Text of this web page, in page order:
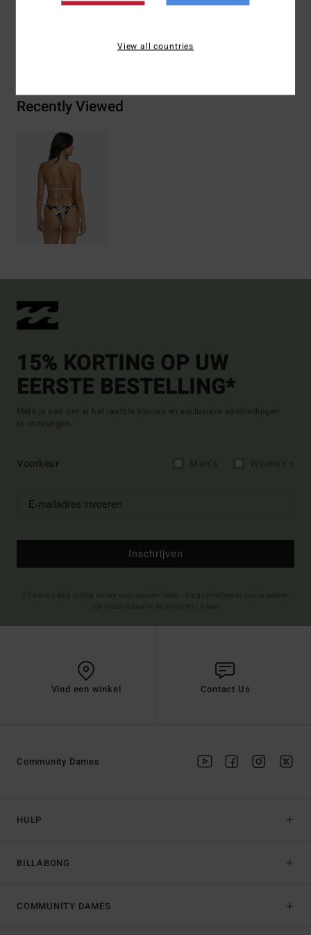
Bezorging & Retour
Recently Viewed
15% KORTING OP UW
EERSTE BESTELLING*
Meld je aan om al het laatste nieuws en exclusieve aanbiedingen
te ontvangen.
Voorkeur
Inschrijven
Vind een winkel Contact Us
HULP
BILLABONG
Community Dames
COMMUNITY DAMES
View all countries